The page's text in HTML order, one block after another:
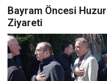
Bayram Öncesi
Ziyareti